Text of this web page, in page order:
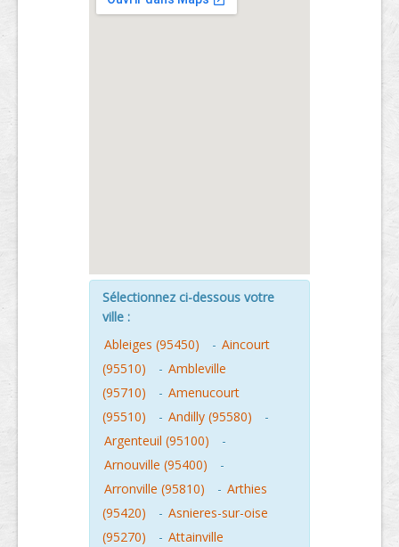
Sélectionnez ci-dessous votre
ville :
Ableiges (95450)
- Aincourt
(95510)
- Ambleville
(95710)
- Amenucourt
(95510)
- Andilly (95580)
-
Argenteuil (95100)
-
Arnouville (95400)
-
Arronville (95810)
- Arthies
(95420)
- Asnieres-sur-oise
(95270)
- Attainville